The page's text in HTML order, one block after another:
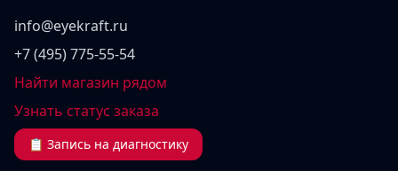
info@eyekraft.ru
+7 (495) 775-55-54
Найти магазин рядом
Узнать статус заказа
📋 Запись на диагностику